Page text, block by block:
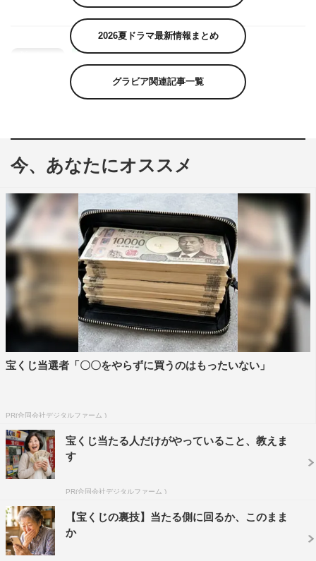
2026夏ドラマ最新情報まとめ
グラビア関連記事一覧
今、あなたにオススメ
宝くじ当選者「〇〇をやらずに買うのはもったいない」
PR(合同会社デジタルファーム )
宝くじ当たる人だけがやっていること、教えま
す
PR(合同会社デジタルファーム )
【宝くじの裏技】当たる側に回るか、このまま
か